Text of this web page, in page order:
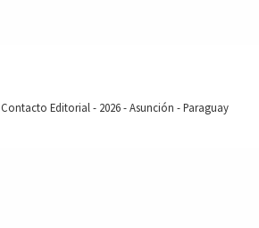
Contacto Editorial - 2026 - Asunción - Paraguay